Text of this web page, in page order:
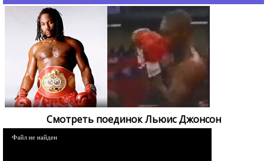
Смотреть поединок Льюис Джонсон
Файл не найден